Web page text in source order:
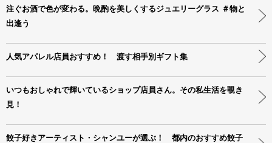
注ぐお酒で色が変わる。晩酌を美しくするジュエリーグラス ＃物と
出逢う
人気アパレル店員おすすめ！ 渡す相手別ギフト集
いつもおしゃれで輝いているショップ店員さん。その私生活を覗き
見！
餃子好きアーティスト・シャンユーが選ぶ！ 都内のおすすめ餃子